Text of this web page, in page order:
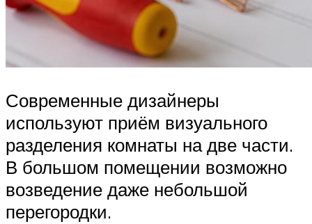
Современные дизайнеры
используют приём визуального
разделения комнаты на две части.
В большом помещении возможно
возведение даже небольшой
перегородки.